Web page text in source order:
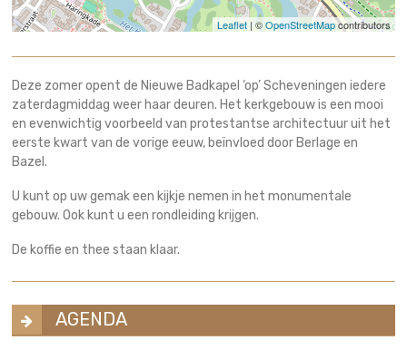
Leaflet| ©OpenStreetMapcontributors
Deze zomer opent de Nieuwe Badkapel ‘op’ Scheveningen iedere
zaterdagmiddag weer haar deuren. Het kerkgebouw is een mooi
en evenwichtig voorbeeld van protestantse architectuur uit het
eerste kwart van de vorige eeuw, beïnvloed door Berlage en
Bazel.
U kunt op uw gemak een kijkje nemen in het monumentale
gebouw. Ook kunt u een rondleiding krijgen.
De koffie en thee staan klaar.
AGENDA